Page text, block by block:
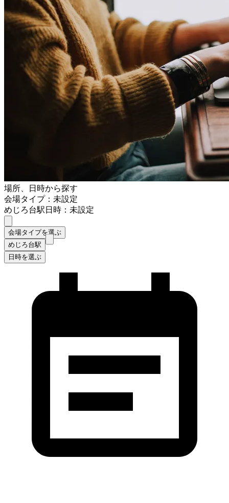
場所、日時から探す
会場タイプ：未設定
めじろ台駅日時：未設定
会場タイプを選ぶ
めじろ台駅
日時を選ぶ